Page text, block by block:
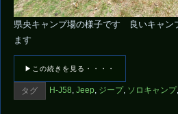
県央キャンプ場の様子です 良いキャン
ます
▶この続きを見る・・・・
タグ H-J58, Jeep, ジープ, ソロキャンプ,